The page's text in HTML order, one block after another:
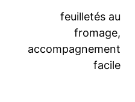
feuilletés au
fromage,
accompagnement
facile